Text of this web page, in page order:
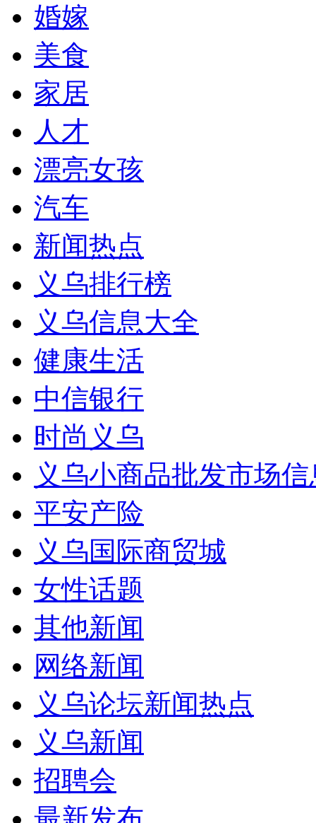
婚嫁
美食
家居
人才
漂亮女孩
汽车
新闻热点
义乌排行榜
义乌信息大全
健康生活
中信银行
时尚义乌
义乌小商品批发市场
平安产险
义乌国际商贸城
女性话题
其他新闻
网络新闻
义乌论坛新闻热点
义乌新闻
招聘会